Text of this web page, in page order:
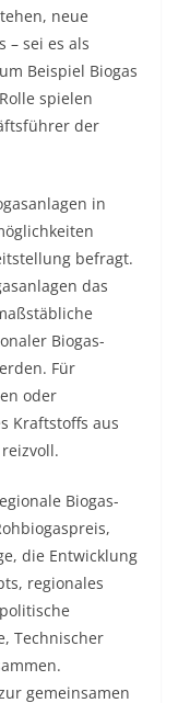
neue
– sei es als
Beispiel Biogas
spielen
der
in
befragt.
das
Biogas-
Für
oder
Kraftstoffs aus
Biogas-
die Entwicklung
regionales
Technischer
gemeinsamen